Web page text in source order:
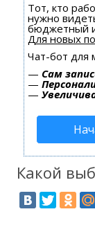
Тот, кто
нужно
бюджетный
Для новых
Чат-бот для
— Сам
—
—
Какой